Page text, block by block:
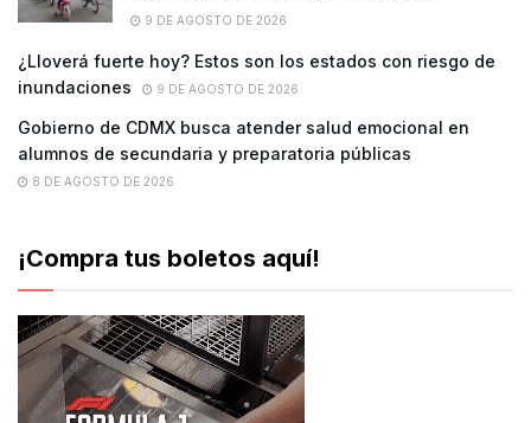
9 DE AGOSTO DE 2026
¿Lloverá fuerte hoy? Estos son los estados con riesgo de
inundaciones
9 DE AGOSTO DE 2026
Gobierno de CDMX busca atender salud emocional en
alumnos de secundaria y preparatoria públicas
8 DE AGOSTO DE 2026
¡Compra tus boletos aquí!